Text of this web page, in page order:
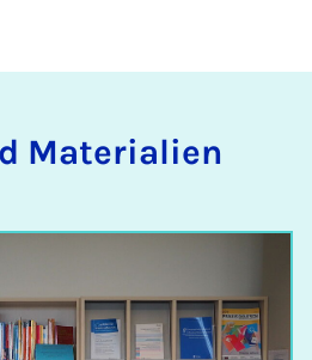
Ma­te­ri­a­li­en